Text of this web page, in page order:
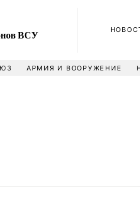
ВСУ
АРМИЯ И ВООРУЖЕНИЕ